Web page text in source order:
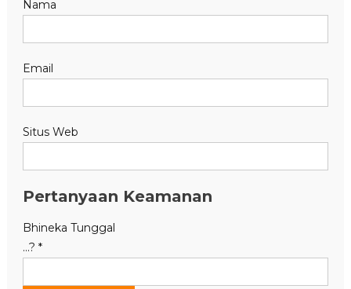
Nama
Email
Situs Web
Pertanyaan Keamanan
Bhineka Tunggal
...? *